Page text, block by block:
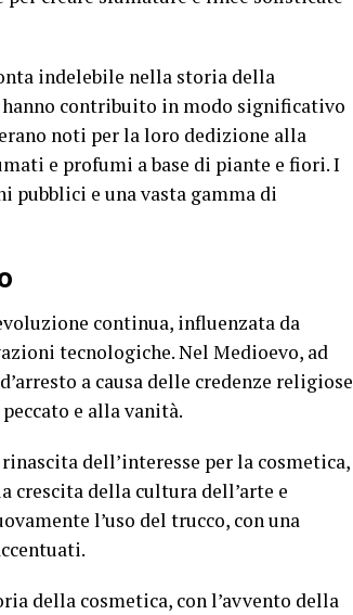
indelebile nella storia della
hanno contribuito in modo significativo
noti per la loro dedizione alla
e profumi a base di piante e fiori. I
pubblici e una vasta gamma di
continua, influenzata da
tecnologiche. Nel Medioevo, ad
a causa delle credenze religiose
e alla vanità.
dell’interesse per la cosmetica,
crescita della cultura dell’arte e
l’uso del trucco, con una
della cosmetica, con l’avvento della